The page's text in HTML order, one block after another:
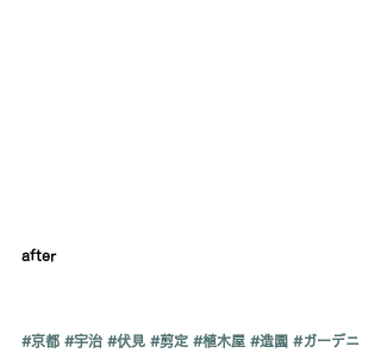
after
#京都 #宇治 #伏見 #剪定 #植木屋 #造園 #ガーデニ